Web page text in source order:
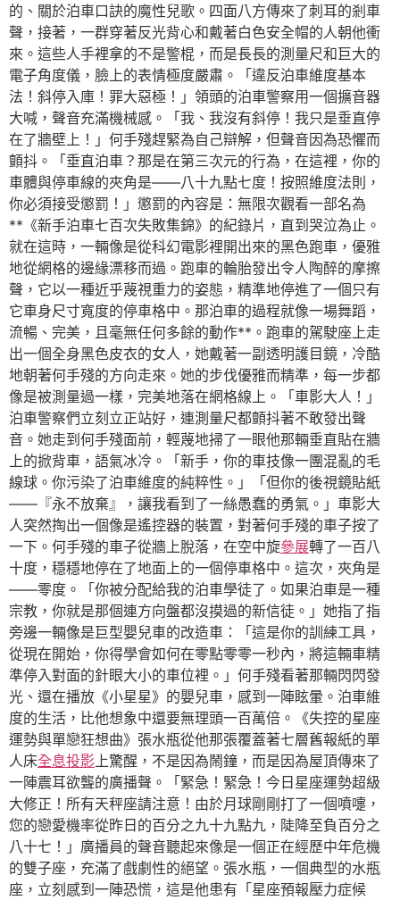
的、關於泊車口訣的魔性兒歌。四面八方傳來了刺耳的剎車
聲，接著，一群穿著反光背心和戴著白色安全帽的人朝他衝
來。這些人手裡拿的不是警棍，而是長長的測量尺和巨大的
電子角度儀，臉上的表情極度嚴肅。「違反泊車維度基本
法！斜停入庫！罪大惡極！」領頭的泊車警察用一個擴音器
大喊，聲音充滿機械感。「我、我沒有斜停！我只是垂直停
在了牆壁上！」何手殘趕緊為自己辯解，但聲音因為恐懼而
顫抖。「垂直泊車？那是在第三次元的行為，在這裡，你的
車體與停車線的夾角是——八十九點七度！按照維度法則，
你必須接受懲罰！」懲罰的內容是：無限次觀看一部名為
**《新手泊車七百次失敗集錦》的紀錄片，直到哭泣為止。
就在這時，一輛像是從科幻電影裡開出來的黑色跑車，優雅
地從網格的邊緣漂移而過。跑車的輪胎發出令人陶醉的摩擦
聲，它以一種近乎蔑視重力的姿態，精準地停進了一個只有
它車身尺寸寬度的停車格中。那泊車的過程就像一場舞蹈，
流暢、完美，且毫無任何多餘的動作**。跑車的駕駛座上走
出一個全身黑色皮衣的女人，她戴著一副透明護目鏡，冷酷
地朝著何手殘的方向走來。她的步伐優雅而精準，每一步都
像是被測量過一樣，完美地落在網格線上。「車影大人！」
泊車警察們立刻立正站好，連測量尺都顫抖著不敢發出聲
音。她走到何手殘面前，輕蔑地掃了一眼他那輛垂直貼在牆
上的掀背車，語氣冰冷。「新手，你的車技像一團混亂的毛
線球。你污染了泊車維度的純粹性。」「但你的後視鏡貼紙
——『永不放棄』，讓我看到了一絲愚蠢的勇氣。」車影大
人突然掏出一個像是遙控器的裝置，對著何手殘的車子按了
一下。何手殘的車子從牆上脫落，在空中旋參展轉了一百八
十度，穩穩地停在了地面上的一個停車格中。這次，夾角是
——零度。「你被分配給我的泊車學徒了。如果泊車是一種
宗教，你就是那個連方向盤都沒摸過的新信徒。」她指了指
旁邊一輛像是巨型嬰兒車的改造車：「這是你的訓練工具，
從現在開始，你得學會如何在零點零零一秒內，將這輛車精
準停入對面的針眼大小的車位裡。」何手殘看著那輛閃閃發
光、還在播放《小星星》的嬰兒車，感到一陣眩暈。泊車維
度的生活，比他想象中還要無理頭一百萬倍。《失控的星座
運勢與單戀狂想曲》張水瓶從他那張覆蓋著七層舊報紙的單
人床全息投影上驚醒，不是因為鬧鐘，而是因為屋頂傳來了
一陣震耳欲聾的廣播聲。「緊急！緊急！今日星座運勢超級
大修正！所有天秤座請注意！由於月球剛剛打了一個噴嚏，
您的戀愛機率從昨日的百分之九十九點九，陡降至負百分之
八十七！」廣播員的聲音聽起來像是一個正在經歷中年危機
的雙子座，充滿了戲劇性的絕望。張水瓶，一個典型的水瓶
座，立刻感到一陣恐慌，這是他患有「星座預報壓力症候